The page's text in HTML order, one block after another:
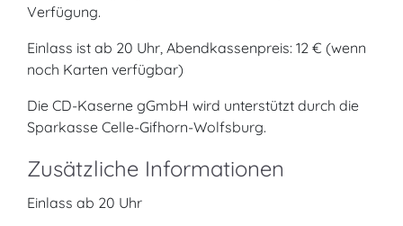
Verfügung.
Einlass ist ab 20 Uhr, Abendkassenpreis: 12 € (wenn
noch Karten verfügbar)
Die CD-Kaserne gGmbH wird unterstützt durch die
Sparkasse Celle-Gifhorn-Wolfsburg.
Zusätzliche Informationen
Einlass ab 20 Uhr